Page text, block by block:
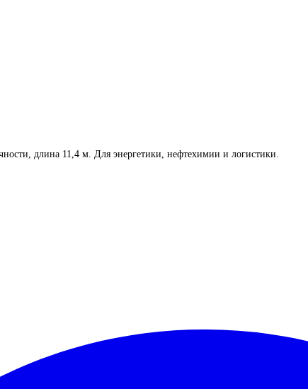
длина 11,4 м. Для энергетики, нефтехимии и логистики.